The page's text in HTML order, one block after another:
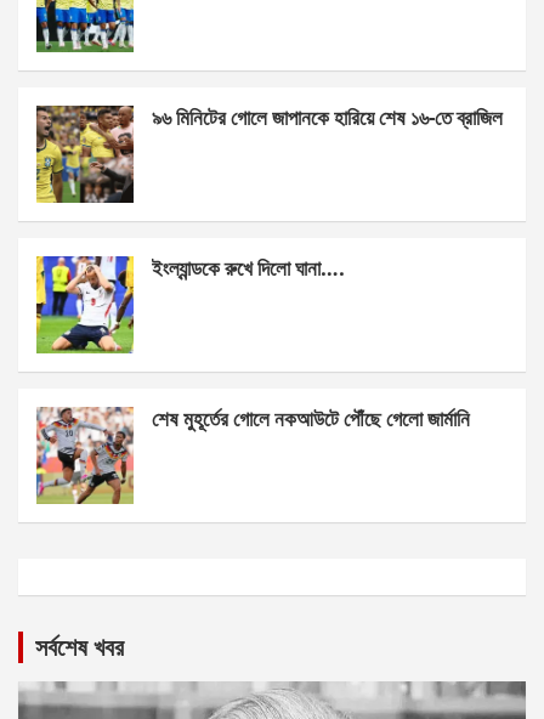
o
o
k
g
er
p
৯৬ মিনিটের গোলে জাপানকে হারিয়ে শেষ ১৬-তে ব্রাজিল
ইংল্যান্ডকে রুখে দিলো ঘানা….
শেষ মুহূর্তের গোলে নকআউটে পৌঁছে গেলো জার্মানি
সর্বশেষ খবর